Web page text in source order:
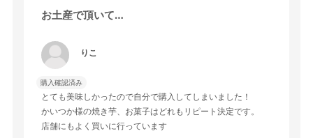
お土産で頂いて…
りこ
購入確認済み
とても美味しかったので自分で購入してしまいました！
かいつか様の焼き芋、お菓子はどれもリピート決定です。
店舗にもよく買いに行っています